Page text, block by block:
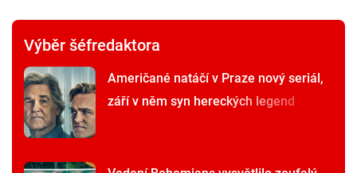
Výběr šéfredaktora
Američané natáčí v Praze nový seriál,
září v něm syn hereckých legend